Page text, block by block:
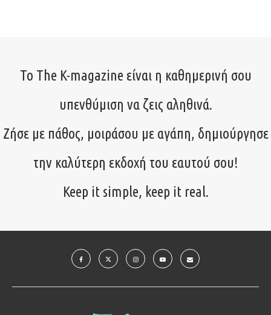
Το The K-magazine είναι η καθημερινή σου
υπενθύμιση να ζεις αληθινά.
Ζήσε με πάθος, μοιράσου με αγάπη, δημιούργησε
την καλύτερη εκδοχή του εαυτού σου!
Keep it simple, keep it real.